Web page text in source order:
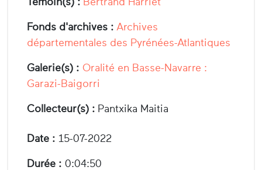
Fonds d'archives : Archives
départementales des Pyrénées-Atlantiques
Galerie(s) : Oralité en Basse-Navarre :
Garazi-Baigorri
Collecteur(s) : Pantxika Maitia
Date : 15-07-2022
Durée : 0:04:50